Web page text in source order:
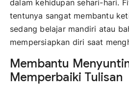
dalam kehidupan sehari-hari.
tentunya sangat membantu
sedang belajar mandiri atau
mempersiapkan diri saat
Membantu
Memperbaiki Tulisan